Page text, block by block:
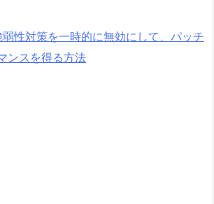
弱性対策を一時的に無効にして、パッチ
ンスを得る方法